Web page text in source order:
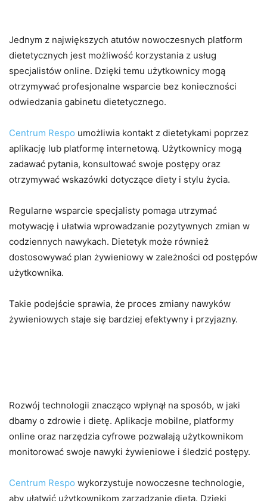
Jednym z największych atutów nowoczesnych platform
dietetycznych jest możliwość korzystania z usług
specjalistów online. Dzięki temu użytkownicy mogą
otrzymywać profesjonalne wsparcie bez konieczności
odwiedzania gabinetu dietetycznego.
Centrum Respo umożliwia kontakt z dietetykami poprzez
aplikację lub platformę internetową. Użytkownicy mogą
zadawać pytania, konsultować swoje postępy oraz
otrzymywać wskazówki dotyczące diety i stylu życia.
Regularne wsparcie specjalisty pomaga utrzymać
motywację i ułatwia wprowadzanie pozytywnych zmian w
codziennych nawykach. Dietetyk może również
dostosowywać plan żywieniowy w zależności od postępów
użytkownika.
Takie podejście sprawia, że proces zmiany nawyków
żywieniowych staje się bardziej efektywny i przyjazny.
Rozwój technologii znacząco wpłynął na sposób, w jaki
dbamy o zdrowie i dietę. Aplikacje mobilne, platformy
online oraz narzędzia cyfrowe pozwalają użytkownikom
monitorować swoje nawyki żywieniowe i śledzić postępy.
Centrum Respo wykorzystuje nowoczesne technologie,
aby ułatwić użytkownikom zarządzanie dietą. Dzięki